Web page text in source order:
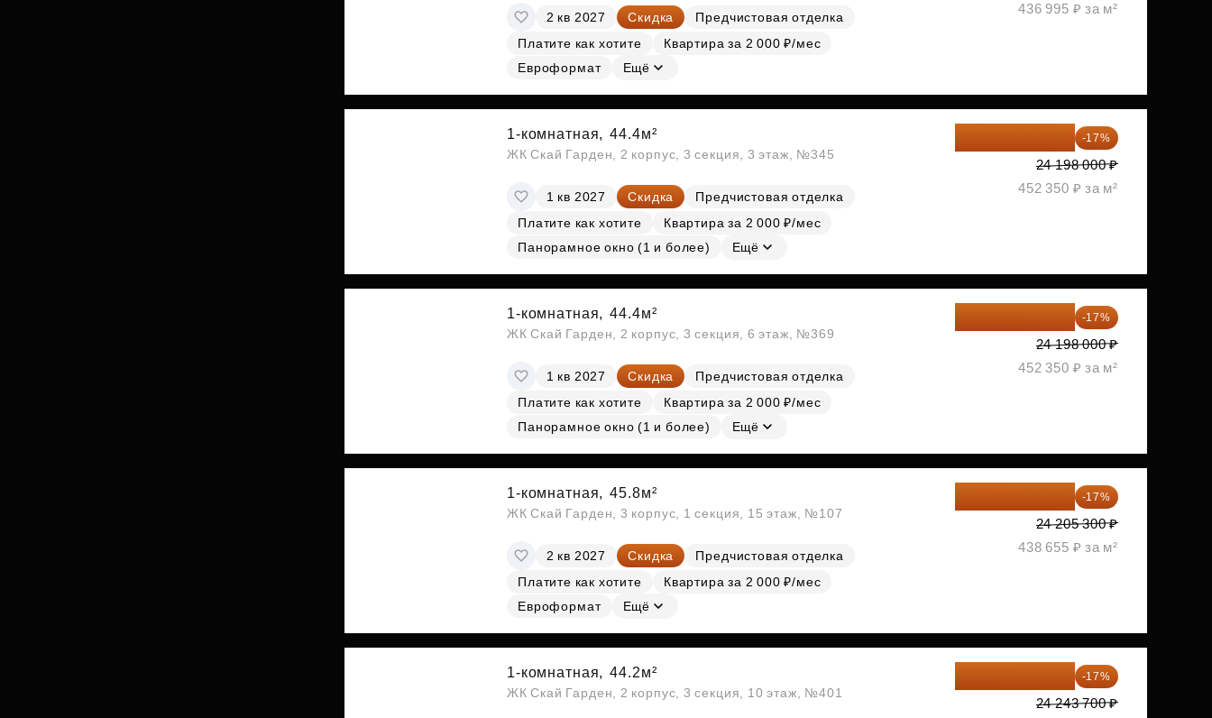
2 кв 2027 Скидка
Предчистовая отделка
Платите как хотите
Квартира за 2 000 ₽/мес
Евроформат
Ещё
436 995 ₽ за м²
1-комнатная, 44.4м²
ЖК Скай Гарден, 2 корпус, 3 секция, 3 этаж, №345
1 кв 2027 Скидка
Предчистовая отделка
Платите как хотите
Квартира за 2 000 ₽/мес
Панорамное окно (1 и более)
Ещё
-17%
24 198 000 ₽
452 350 ₽ за м²
1-комнатная, 44.4м²
ЖК Скай Гарден, 2 корпус, 3 секция, 6 этаж, №369
1 кв 2027 Скидка
Предчистовая отделка
Платите как хотите
Квартира за 2 000 ₽/мес
Панорамное окно (1 и более)
Ещё
-17%
24 198 000 ₽
452 350 ₽ за м²
1-комнатная, 45.8м²
ЖК Скай Гарден, 3 корпус, 1 секция, 15 этаж, №107
2 кв 2027 Скидка
Предчистовая отделка
Платите как хотите
Квартира за 2 000 ₽/мес
Евроформат
Ещё
-17%
24 205 300 ₽
438 655 ₽ за м²
1-комнатная, 44.2м²
ЖК Скай Гарден, 2 корпус, 3 секция, 10 этаж, №401
-17%
24 243 700 ₽